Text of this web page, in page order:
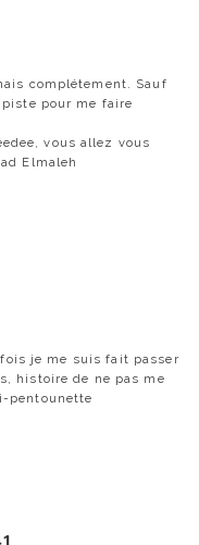
complétement. Sauf
pour me faire
vous allez vous
Elmaleh
je me suis fait passer
histoire de ne pas me
pentounette